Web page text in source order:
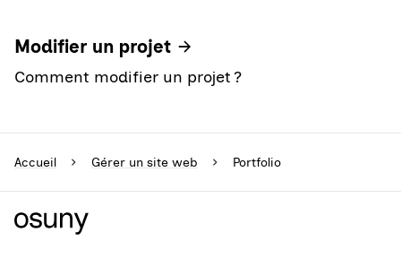
Modifier un projet
Comment modifier un projet ?
Accueil Gérer un site web Portfolio